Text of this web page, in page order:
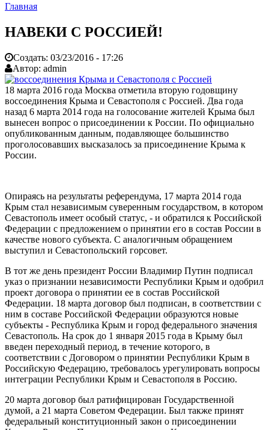
Главная
НАВЕКИ С РОССИЕЙ!
Создать: 03/23/2016 - 17:26
Автор: admin
18 марта 2016 года Москва отметила вторую годовщину
воссоединения Крыма и Севастополя с Россией. Два года
назад 6 марта 2014 года на голосование жителей Крыма был
вынесен вопрос о присоединении к России. По официально
опубликованным данным, подавляющее большинство
проголосовавших высказалось за присоединение Крыма к
России.
Опираясь на результаты референдума, 17 марта 2014 года
Крым стал независимым суверенным государством, в котором
Севастополь имеет особый статус, - и обратился к Российской
Федерации с предложением о принятии его в состав России в
качестве нового субъекта. С аналогичным обращением
выступил и Севастопольский горсовет.
В тот же день президент России Владимир Путин подписал
указ о признании независимости Республики Крым и одобрил
проект договора о принятии ее в состав Российской
Федерации. 18 марта договор был подписан, в соответствии с
ним в составе Российской Федерации образуются новые
субъекты - Республика Крым и город федерального значения
Севастополь. На срок до 1 января 2015 года в Крыму был
введен переходный период, в течение которого, в
соответствии с Договором о принятии Республики Крым в
Российскую Федерацию, требовалось урегулировать вопросы
интеграции Республики Крым и Севастополя в Россию.
20 марта договор был ратифицирован Государственной
думой, а 21 марта Советом Федерации. Был также принят
федеральный конституционный закон о присоединении